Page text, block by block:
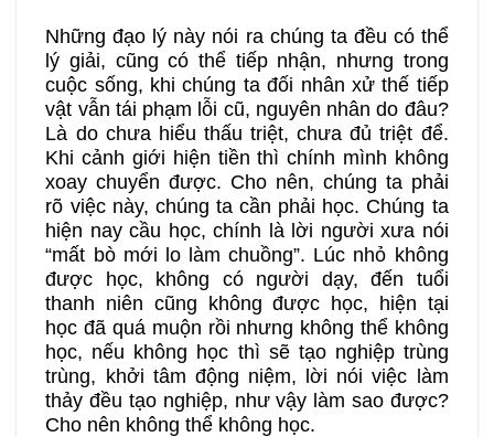
Những đạo lý này nói ra chúng ta đều có thể
lý giải, cũng có thể tiếp nhận, nhưng trong
cuộc sống, khi chúng ta đối nhân xử thế tiếp
vật vẫn tái phạm lỗi cũ, nguyên nhân do đâu?
Là do chưa hiểu thấu triệt, chưa đủ triệt để.
Khi cảnh giới hiện tiền thì chính mình không
xoay chuyển được. Cho nên, chúng ta phải
rõ việc này, chúng ta cần phải học. Chúng ta
hiện nay cầu học, chính là lời người xưa nói
“mất bò mới lo làm chuồng”. Lúc nhỏ không
được học, không có người dạy, đến tuổi
thanh niên cũng không được học, hiện tại
học đã quá muộn rồi nhưng không thể không
học, nếu không học thì sẽ tạo nghiệp trùng
trùng, khởi tâm động niệm, lời nói việc làm
thảy đều tạo nghiệp, như vậy làm sao được?
Cho nên không thể không học.